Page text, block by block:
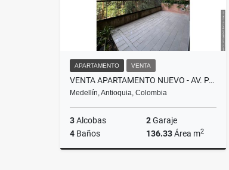
APARTAMENTO VENTA
VENTA APARTAMENTO NUEVO - AV. PALMAS (TUNEL DE ORIENTE) / C.CON
Medellín, Antioquia, Colombia
3Alcobas 2Garaje
4 Baños 136.33Área m2